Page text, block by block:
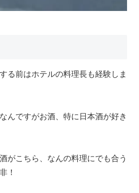
る前はホテルの料理長も経験しま
んですがお酒、特に日本酒が好き
がこちら、なんの料理にでも合う
！